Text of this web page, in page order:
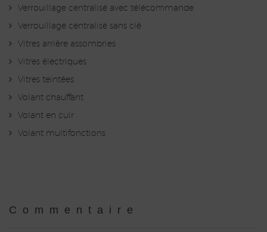
Verrouillage centralisé avec télécommande
Verrouillage centralisé sans clé
Vitres arrière assombries
Vitres électriques
Vitres teintées
Volant chauffant
Volant en cuir
Volant multifonctions
Commentaire